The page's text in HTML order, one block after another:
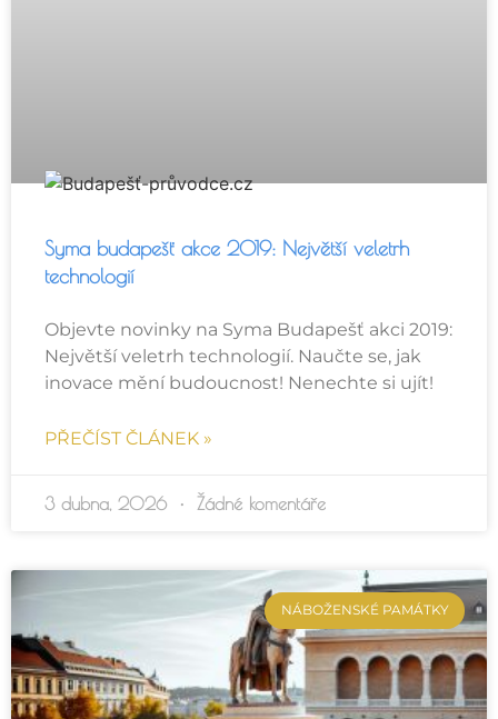
Syma budapešť akce 2019: Největší veletrh
technologií
Objevte novinky na Syma Budapešť akci 2019:
Největší veletrh technologií. Naučte se, jak
inovace mění budoucnost! Nenechte si ujít!
PŘEČÍST ČLÁNEK »
3 dubna, 2026 Žádné komentáře
NÁBOŽENSKÉ PAMÁTKY